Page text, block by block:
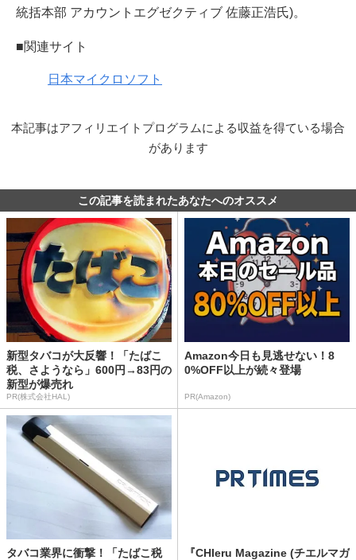
統括本部 アカウントエグゼクティブ 佐藤正浩氏)。
■関連サイト
日本マイクロソフト
本記事はアフィリエイトプログラムによる収益を得ている場合
があります
この記事を読まれたあなたへのオススメ
新型タバコが大反響！「たばこ
税、さようなら」600円→83円の
新型が爆売れ
PR(株式会社HAL)
Amazon今日も見逃せない！8
0%OFF以上が続々登場
PR(Amazon)
タバコ業界に衝撃！「たばこ税
『CHIeru Magazine (チエルマガ